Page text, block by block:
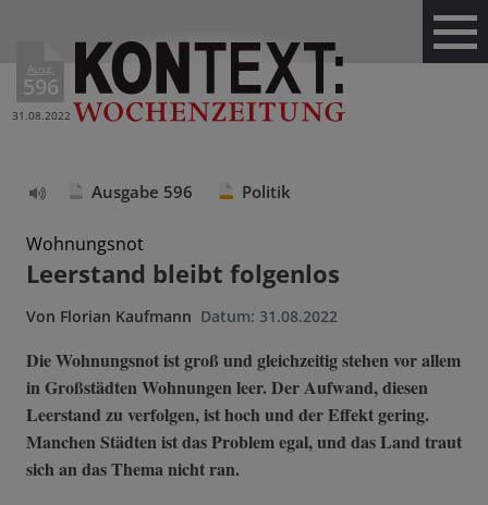
Ausg.
596
31.08.2022
vorlesen
Ausgabe 596 Politik
Wohnungsnot
Leerstand bleibt folgenlos
Von Florian Kaufmann Datum: 31.08.2022
Die Wohnungsnot ist groß und gleichzeitig stehen vor allem
in Großstädten Wohnungen leer. Der Aufwand, diesen
Leerstand zu verfolgen, ist hoch und der Effekt gering.
Manchen Städten ist das Problem egal, und das Land traut
sich an das Thema nicht ran.